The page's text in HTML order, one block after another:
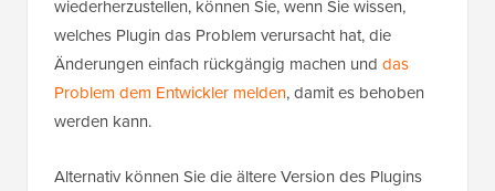
wiederherzustellen, können Sie, wenn Sie wissen,
welches Plugin das Problem verursacht hat, die
Änderungen einfach rückgängig machen und das
Problem dem Entwickler melden, damit es behoben
werden kann.
Alternativ können Sie die ältere Version des Plugins